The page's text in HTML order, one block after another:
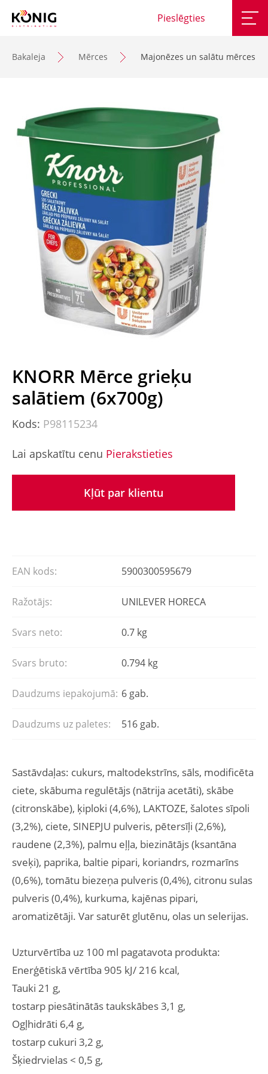
Pieslēgties
Bakaleja Mērces Majonēzes un salātu mērces
KNORR Mērce grieķu
salātiem (6x700g)
Kods: P98115234
Lai apskatītu cenu Pierakstieties
Kļūt par klientu
EAN kods: 5900300595679
Ražotājs: UNILEVER HORECA
Svars neto: 0.7 kg
Svars bruto: 0.794 kg
Daudzums iepakojumā: 6 gab.
Daudzums uz paletes: 516 gab.
Sastāvdaļas: cukurs, maltodekstrīns, sāls, modificēta
ciete, skābuma regulētājs (nātrija acetāti), skābe
(citronskābe), ķiploki (4,6%), LAKTOZE, šalotes sīpoli
(3,2%), ciete, SINEPJU pulveris, pētersīļi (2,6%),
raudene (2,3%), palmu eļļa, biezinātājs (ksantāna
sveķi), paprika, baltie pipari, koriandrs, rozmarīns
(0,6%), tomātu biezeņa pulveris (0,4%), citronu sulas
pulveris (0,4%), kurkuma, kajēnas pipari,
aromatizētāji. Var saturēt glutēnu, olas un selerijas.
Uzturvērtība uz 100 ml pagatavota produkta:
Enerģētiskā vērtība 905 kJ/ 216 kcal,
Tauki 21 g,
tostarp piesātinātās taukskābes 3,1 g,
Ogļhidrāti 6,4 g,
tostarp cukuri 3,2 g,
Šķiedrvielas < 0,5 g,